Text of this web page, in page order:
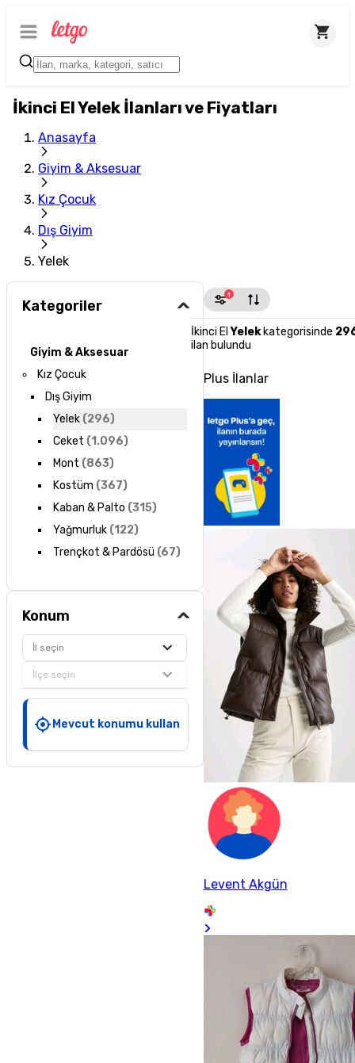
İkinci El Yelek İlanları ve Fiyatları
Anasayfa
Giyim & Aksesuar
Kız Çocuk
Dış Giyim
Yelek
Kategoriler
Giyim & Aksesuar
Kız Çocuk
Dış Giyim
Yelek(296)
Ceket (1.096)
Mont (863)
Kostüm (367)
Kaban & Palto (315)
Yağmurluk(122)
Trençkot & Pardösü (67)
Konum
İl seçin
İlçe seçin
Mevcut konumu kullan
1
İkinci ElYelekkategorisinde
ilan bulundu
Plus İlanlar
Levent Akgün